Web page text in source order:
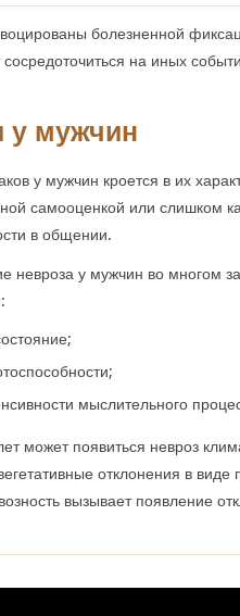
болезненной
на иных
мужчин
у мужчин кроется в их
самооценкой или слишком
в общении.
невроза у мужчин во многом
мыслительного
может появиться невроз
отклонения в
вызывает появление